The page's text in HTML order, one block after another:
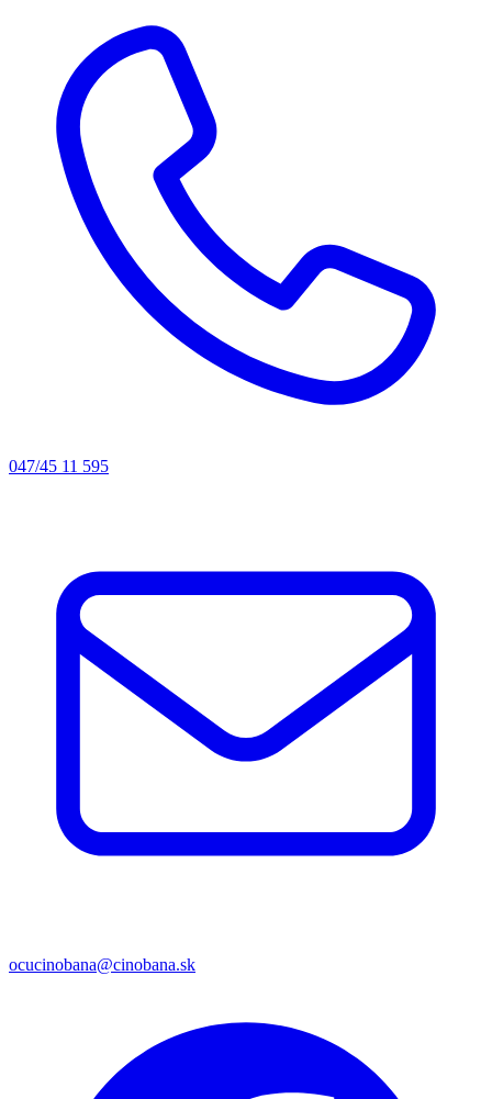
047/45 11 595
ocucinobana@cinobana.sk